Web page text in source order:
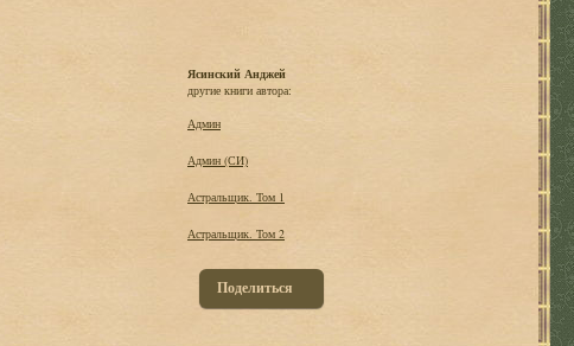
Ясинский Анджей
другие книги автора:
Админ
Админ (СИ)
Астральщик. Том 1
Астральщик. Том 2
Поделиться